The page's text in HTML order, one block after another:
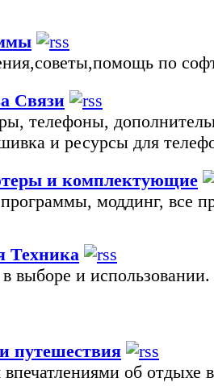
по
Связи
телефоны,
и ресурсы для
и комплектующие
моддинг, все
Техника
выборе и использовании.
путешествия
об отдыхе